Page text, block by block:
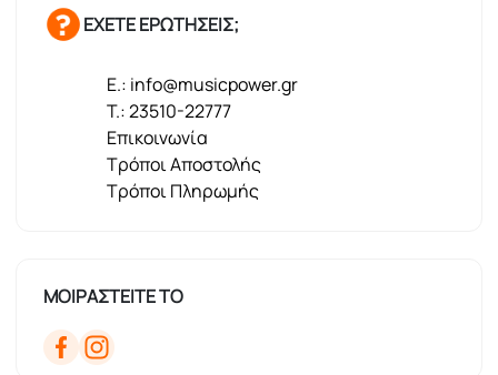
ΕΧΕΤΕ ΕΡΩΤΗΣΕΙΣ;
E.: info@musicpower.gr
T.: 23510-22777
Επικοινωνία
Τρόποι Αποστολής
Τρόποι Πληρωμής
ΜΟΙΡΑΣΤΕΙΤΕ ΤΟ